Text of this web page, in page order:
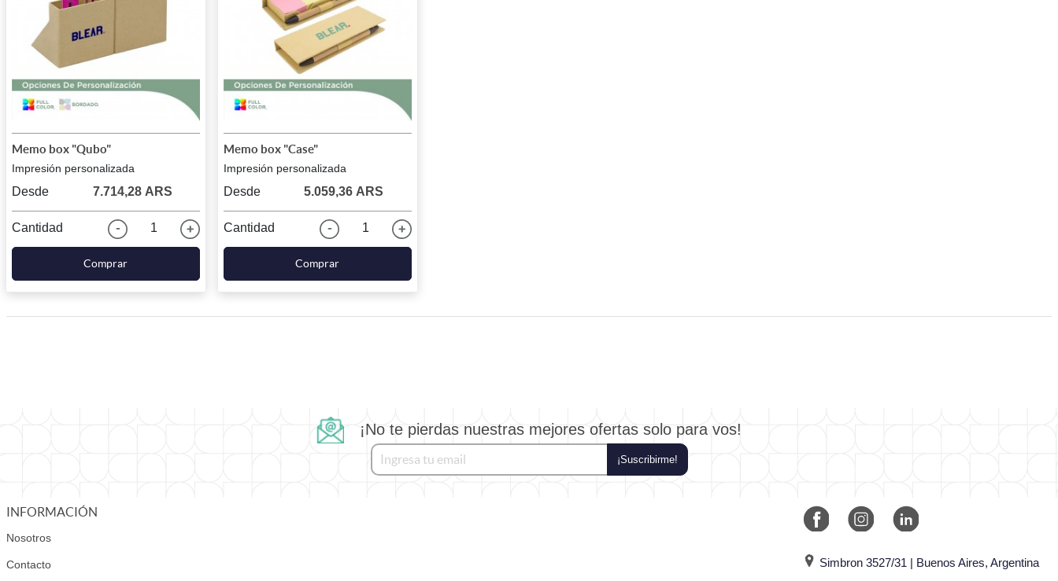
Memo box "Qubo"
Impresión personalizada
Desde 7.714,28 ARS
Cantidad 1
Comprar
Memo box "Case"
Impresión personalizada
Desde 5.059,36 ARS
Cantidad 1
Comprar
¡No te pierdas nuestras mejores ofertas solo para vos!
¡Suscribirme!
INFORMACIÓN
Nosotros
Contacto Simbron 3527/31 | Buenos Aires, Argentina